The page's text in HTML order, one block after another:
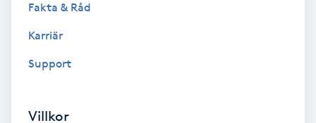
LED-ljusterapi
Fakta & Råd
Karriär
Support
Villkor